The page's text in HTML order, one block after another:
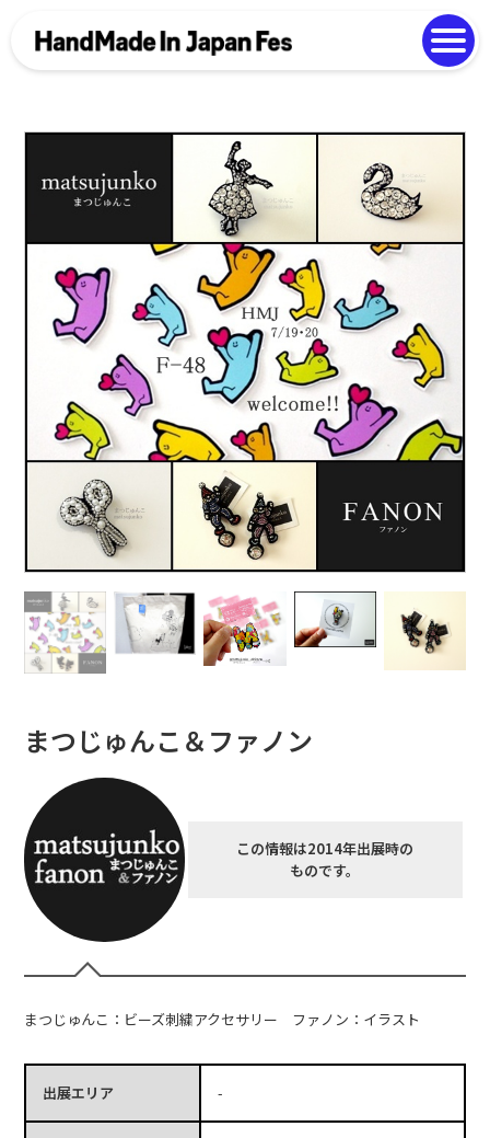
Photo Gallery
まつじゅんこ＆ファノン
この情報は2014年出展時の
ものです。
まつじゅんこ：ビーズ刺繍アクセサリー ファノン：イラスト
出展エリア -